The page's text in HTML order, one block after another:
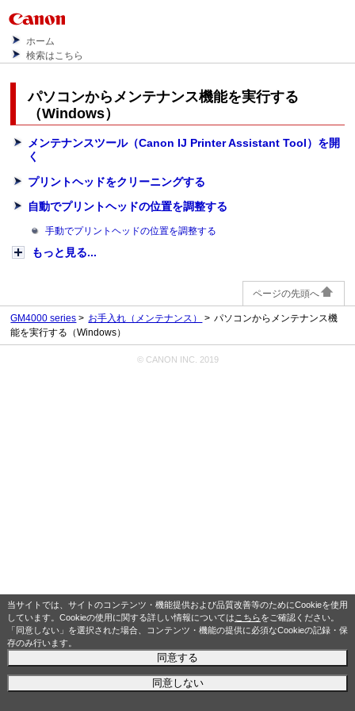
当サイトでは、サイトのコンテンツ・機能提供および品質改善等のためにCookieを使用
しています。Cookieの使用に関する詳しい情報については こちらをご確認ください。
「同意しない」を選択された場合、コンテンツ・機能の提供に必須なCookieの記録・保
存のみ行います。
同意する
同意しない
ホーム
検索はこちら
パソコンからメンテナンス機能を実行する
（Windows）
メンテナンスツール（Canon IJ Printer Assistant Tool）を開
く
プリントヘッドをクリーニングする
自動でプリントヘッドの位置を調整する
手動でプリントヘッドの位置を調整する
もっと見る...
ページの先頭へ
GM4000 series お手入れ（メンテナンス）
パソコンからメンテナンス機
能を実行する（Windows）
© CANON INC. 2019